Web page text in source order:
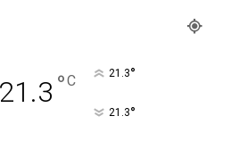
21.3 °C 21.3°
21.3°